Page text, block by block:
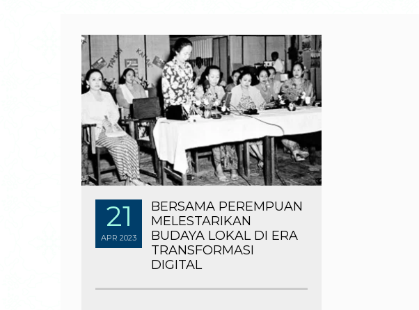
21
APR 2023
BERSAMA PEREMPUAN
MELESTARIKAN
BUDAYA LOKAL DI ERA
TRANSFORMASI
DIGITAL